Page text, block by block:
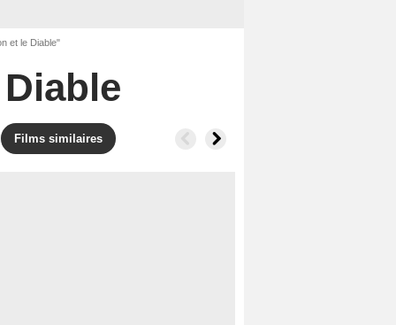
et le Diable"
Films similaires